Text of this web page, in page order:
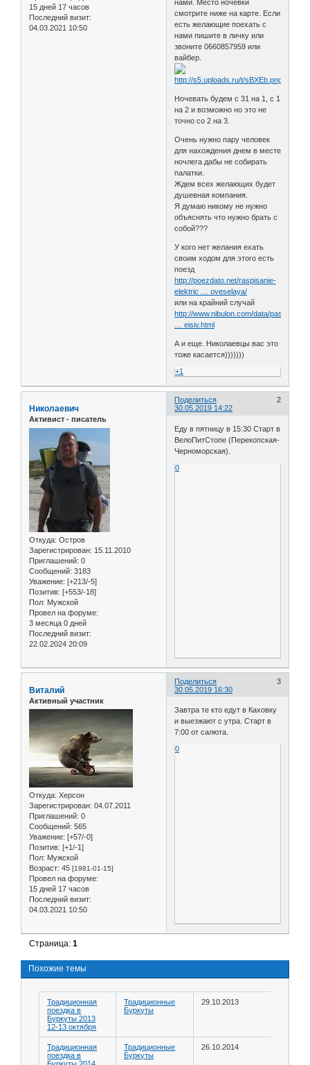
15 дней 17 часов
Последний визит:
04.03.2021 10:50
нами. Место ночевки
смотрите ниже на карте. Если
есть желающие поехать с
нами пишите в личку или
звоните 0660857959 или
вайбер.
Ночевать будем с 31 на 1, с 1
на 2 и возможно но это не
точно со 2 на 3.
Очень нужно пару человек
для нахождения днем в месте
ночлега дабы не собирать
палатки.
Ждем всех желающих будет
душевная компания.
Я думаю никому не нужно
объяснять что нужно брать с
собой???
У кого нет желания ехать
своим ходом для этого есть
поезд
http://poezdato.net/raspisanie-
elektric … oveselaya/
или на крайний случай
http://www.nibulon.com/data/pasazhirski
… eisiv.html
А и еще. Николаевцы вас это
тоже касается)))))))
+1
Поделиться
2
30.05.2019 14:22
Николаевич
Активист - писатель
Откуда: Остров
Зарегистрирован: 15.11.2010
Приглашений: 0
Сообщений: 3183
Уважение: [+213/-5]
Позитив: [+553/-18]
Пол: Мужской
Провел на форуме:
3 месяца 0 дней
Последний визит:
22.02.2024 20:09
Еду в пятницу в 15:30 Старт в
ВелоПитСтопе (Перекопская-
Черноморская).
0
Поделиться
3
30.05.2019 16:30
Виталий
Активный участник
Откуда: Херсон
Зарегистрирован: 04.07.2011
Приглашений: 0
Сообщений: 565
Уважение: [+57/-0]
Позитив: [+1/-1]
Пол: Мужской
Возраст: 45 [1981-01-15]
Провел на форуме:
15 дней 17 часов
Последний визит:
04.03.2021 10:50
Завтра те кто едут в Каховку
и выезжают с утра. Старт в
7:00 от салюта.
0
Страница:1
Похожие темы
Традиционная
поездка в
Буркуты 2013
12-13 октября
Традиционные
Буркуты
29.10.2013
Традиционная
поездка в
Традиционные
Буркуты
26.10.2014